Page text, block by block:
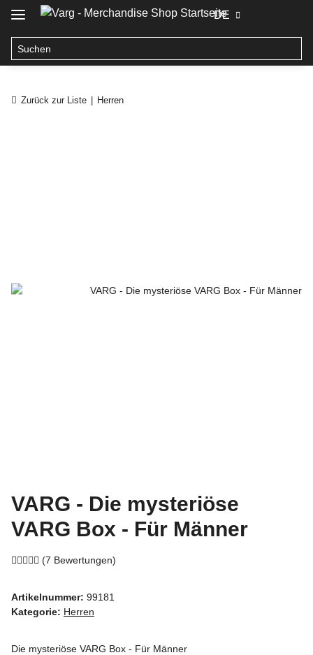
DE
Zurück zur Liste Herren
VARG - Die mysteriöse
VARG Box - Für Männer
(7 Bewertungen)
Artikelnummer: 99181
Kategorie: Herren
Die mysteriöse VARG Box - Für Männer